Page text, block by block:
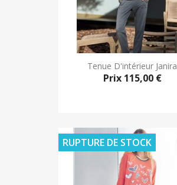
Tenue D'intérieur Janira
Prix 115,00 €
RUPTURE DE STOCK